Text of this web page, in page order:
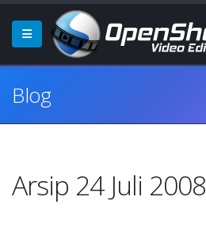
Blog
Arsip 24 Juli 2008